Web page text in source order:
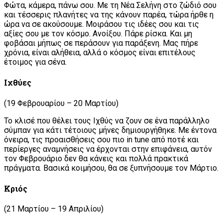
Φώτα, κάμερα, πάνω σου. Με τη Νέα Σελήνη στο ζώδιό σου
και τέσσερις πλανήτες να της κάνουν παρέα, τώρα ήρθε η
ώρα να σε ακούσουμε. Μοιράσου τις ιδέες σου και τις
αξίες σου με τον κόσμο. Ανοίξου. Πάρε ρίσκα. Και μη
φοβάσαι μήπως σε περάσουν για παράξενη. Μας πήρε
χρόνια, είναι αλήθεια, αλλά ο κόσμος είναι επιτέλους
έτοιμος για σένα.
Ιχθύες
(19 Φεβρουαρίου – 20 Μαρτίου)
Το κλισέ που θέλει τους Ιχθύς να ζουν σε ένα παράλληλο
σύμπαν για κάτι τέτοιους μήνες δημιουργήθηκε. Με έντονα
όνειρα, τις προαισθήσεις σου πιο in tune από ποτέ και
περίεργες αναμνήσεις να έρχονται στην επιφάνεια, αυτόν
τον Φεβρουάριο δεν θα κάνεις και πολλά πρακτικά
πράγματα. Βασικά κοιμήσου, θα σε ξυπνήσουμε τον Μάρτιο.
Κριός
(21 Μαρτίου – 19 Απριλίου)